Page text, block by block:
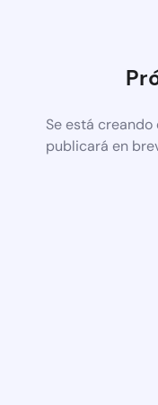
Se está creando
publicará en